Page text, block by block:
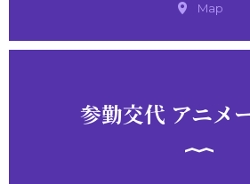
Map
参勤交代 アニメ